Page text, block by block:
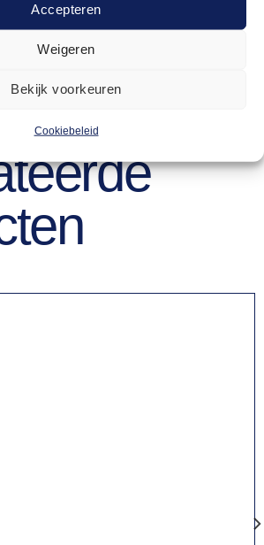
Accepteren
Weigeren
Bekijk voorkeuren
Cookiebeleid